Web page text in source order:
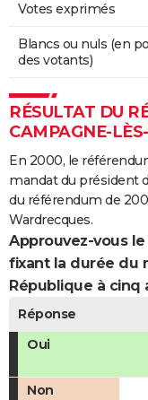
Votes exprimés
Blancs ou nuls (en
des votants)
RÉSULTAT DU
CAMPAGNE-
En 2000, le
mandat du président
du référendum de
Wardrecques.
Approuvez-vous
fixant la durée du
République à cinq
Réponse
Oui
Non